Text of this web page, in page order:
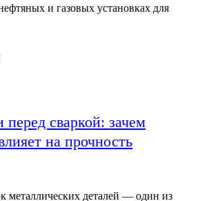
и газовых установках для
сваркой: зачем
на прочность
металлических деталей — один из